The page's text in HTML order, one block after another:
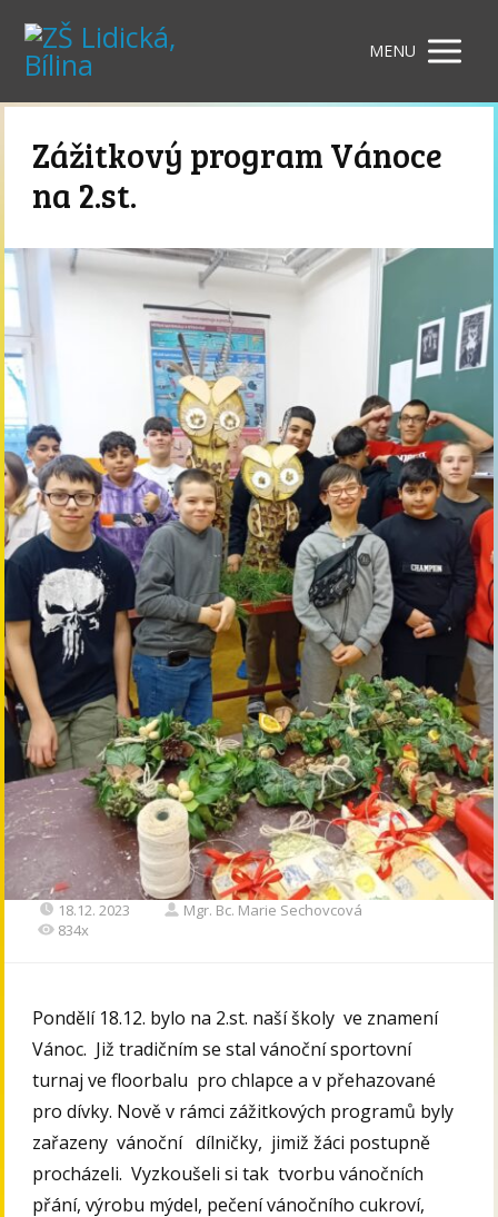
MENU
Zážitkový program Vánoce
na 2.st.
18.12. 2023
Mgr. Bc. Marie Sechovcová
834x
Pondělí 18.12. bylo na 2.st. naší školy ve znamení
Vánoc. Již tradičním se stal vánoční sportovní
turnaj ve floorbalu pro chlapce a v přehazované
pro dívky. Nově v rámci zážitkových programů byly
zařazeny vánoční dílničky, jimiž žáci postupně
procházeli. Vyzkoušeli si tak tvorbu vánočních
přání, výrobu mýdel, pečení vánočního cukroví,